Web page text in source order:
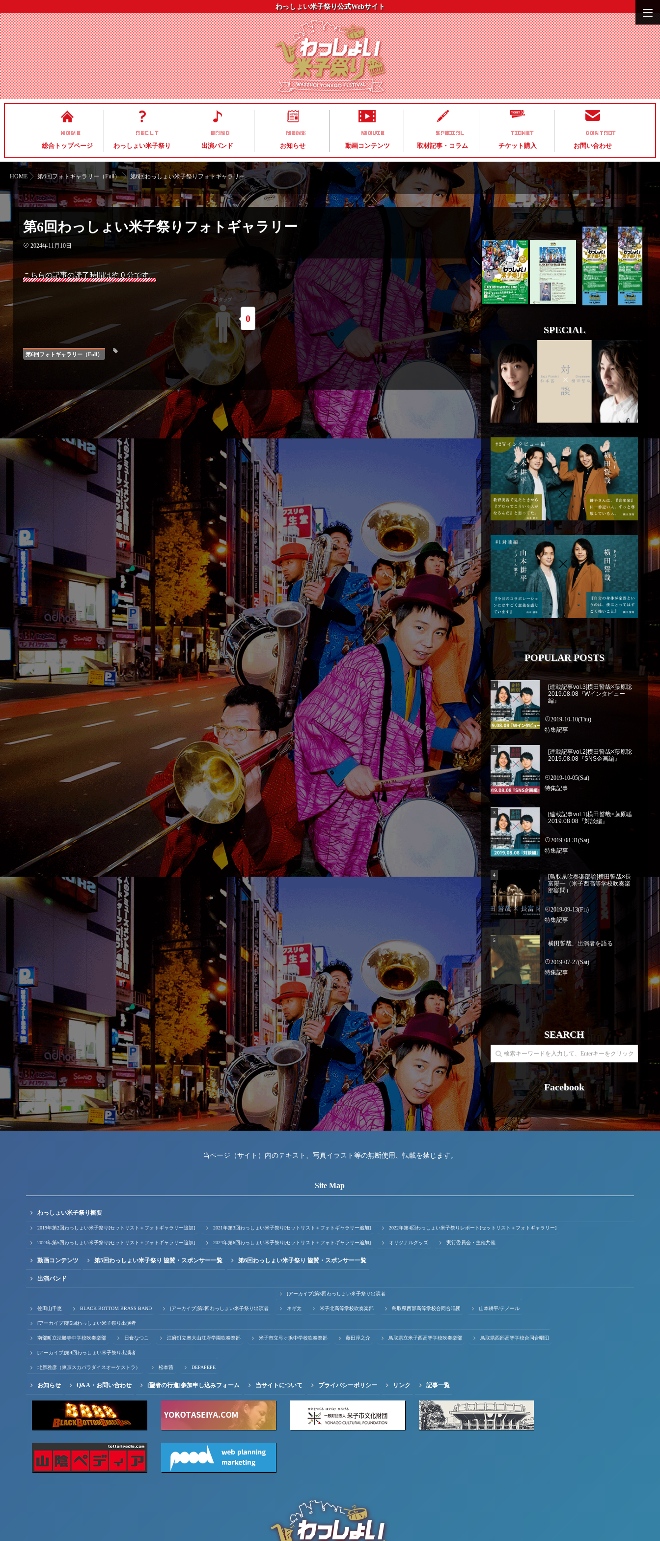
わっしょい米子祭り公式Webサイト
HOME
総合トップページ
ABOUT
わっしょい米子祭り
BAND
出演バンド
NEWS
お知らせ
MOVIE
動画コンテンツ
SPECIAL
取材記事・コラム
TICKET
チケット購入
CONTACT
お問い合わせ
HOME 第6回フォトギャラリー（Full） 第6回わっしょい米子祭りフォトギャラリー
第6回わっしょい米子祭りフォトギャラリー
2024年11月10日
こちらの記事の読了時間は約 0 分です。
0
第6回フォトギャラリー（Full）
SPECIAL
POPULAR POSTS
[連載記事vol.3]横田誓哉×藤原聡
2019.08.08『Wインタビュー
編』
2019-10-10(Thu)
特集記事
[連載記事vol.2]横田誓哉×藤原聡
2019.08.08『SNS企画編』
2019-10-05(Sat)
特集記事
[連載記事vol.1]横田誓哉×藤原聡
2019.08.08『対談編』
2019-08-31(Sat)
特集記事
[鳥取県吹奏楽部論]横田誓哉×長
富陽一（米子西高等学校吹奏楽
部顧問）
2019-09-13(Fri)
特集記事
横田誓哉、出演者を語る
2019-07-27(Sat)
特集記事
SEARCH
Facebook
当ページ（サイト）内のテキスト、写真イラスト等の無断使用、転載を禁じます。
Site Map
わっしょい米子祭り概要
2019年第2回わっしょい米子祭り[セットリスト＋フォトギャラリー追加] 2021年第3回わっしょい米子祭り[セットリスト＋フォトギャラリー追加] 2022年第4回わっしょい米子祭りレポート[セットリスト＋フォトギャラリー]
2023年第5回わっしょい米子祭り[セットリスト＋フォトギャラリー追加] 2024年第6回わっしょい米子祭り[セットリスト＋フォトギャラリー追加] オリジナルグッズ 実行委員会・主催共催
動画コンテンツ 第5回わっしょい米子祭り 協賛・スポンサー一覧 第6回わっしょい米子祭り 協賛・スポンサー一覧
出演バンド
佐田山千恵 BLACK BOTTOM BRASS BAND [アーカイブ]第2回わっしょい米子祭り出演者
[アーカイブ]第3回わっしょい米子祭り出演者
ネギ太 米子北高等学校吹奏楽部 鳥取県西部高等学校合同合唱団 山本耕平/テノール
[アーカイブ]第5回わっしょい米子祭り出演者
南部町立法勝寺中学校吹奏楽部 日食なつこ 江府町立奥大山江府学園吹奏楽部 米子市立弓ヶ浜中学校吹奏楽部 藤田淳之介 鳥取県立米子西高等学校吹奏楽部 鳥取県西部高等学校合同合唱団
[アーカイブ]第4回わっしょい米子祭り出演者
北原雅彦（東京スカパラダイスオーケストラ） 松本茜 DEPAPEPE
お知らせ Q&A・お問い合わせ [聖者の行進]参加申し込みフォーム 当サイトについて プライバシーポリシー リンク 記事一覧